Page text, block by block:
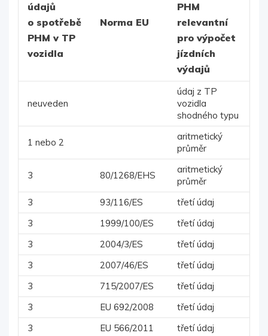
údajů
o spotřebě
PHM v TP
vozidla
Norma EU
PHM
relevantní
pro výpočet
jízdních
výdajů
neuveden
údaj z TP
vozidla
shodného typu
1 nebo 2
aritmetický
průměr
3 80/1268/EHS
aritmetický
průměr
3
93/116/ES
třetí údaj
3
1999/100/ES
třetí údaj
3
2004/3/ES
třetí údaj
3
2007/46/ES
třetí údaj
3
715/2007/ES
třetí údaj
3
EU 692/2008
třetí údaj
3
EU 566/2011
třetí údaj